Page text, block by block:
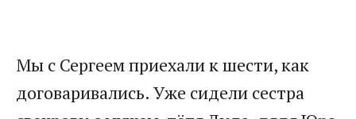
Мы с Сергеем приехали к шести, как
договаривались. Уже сидели сестра